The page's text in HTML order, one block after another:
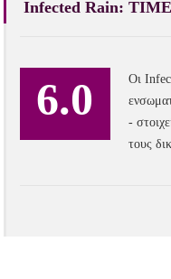
Infected Rain: TIME
6.0
Οι
-
τους